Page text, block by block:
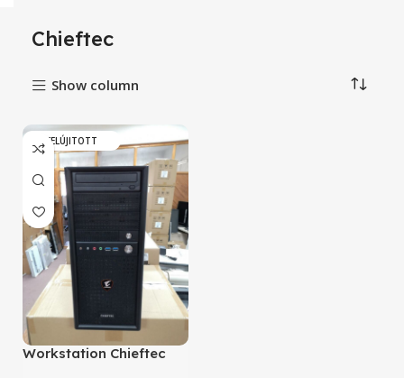
Chieftec
Show column
FELÚJITOTT
Workstation Chieftec